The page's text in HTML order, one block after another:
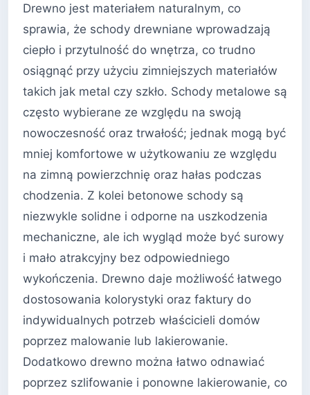
Drewno jest materiałem naturalnym, co
sprawia, że schody drewniane wprowadzają
ciepło i przytulność do wnętrza, co trudno
osiągnąć przy użyciu zimniejszych materiałów
takich jak metal czy szkło. Schody metalowe są
często wybierane ze względu na swoją
nowoczesność oraz trwałość; jednak mogą być
mniej komfortowe w użytkowaniu ze względu
na zimną powierzchnię oraz hałas podczas
chodzenia. Z kolei betonowe schody są
niezwykle solidne i odporne na uszkodzenia
mechaniczne, ale ich wygląd może być surowy
i mało atrakcyjny bez odpowiedniego
wykończenia. Drewno daje możliwość łatwego
dostosowania kolorystyki oraz faktury do
indywidualnych potrzeb właścicieli domów
poprzez malowanie lub lakierowanie.
Dodatkowo drewno można łatwo odnawiać
poprzez szlifowanie i ponowne lakierowanie, co